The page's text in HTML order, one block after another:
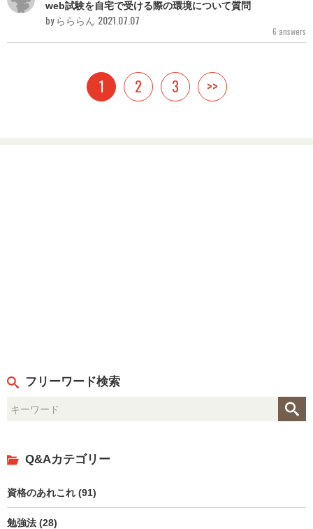
web試験を自宅で受ける際の環境について質問
by らららん 2021.07.07
6 answers
1 2 3 >>
フリーワード検索
Q&Aカテゴリー
資格のあれこれ (91)
勉強法 (28)